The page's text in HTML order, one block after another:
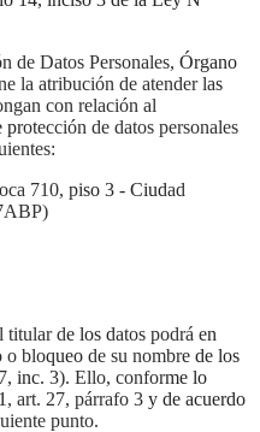
de Datos Personales, Órgano
la atribución de atender las
con relación al
de datos personales
710, piso 3 - Ciudad
de los datos podrá en
bloqueo de su nombre de los
inc. 3). Ello, conforme lo
art. 27, párrafo 3 y de acuerdo
punto.